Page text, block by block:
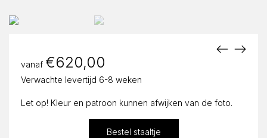
vanaf €620,00
Verwachte levertijd 6-8 weken
Let op! Kleur en patroon kunnen afwijken van de foto.
Bestel staaltje